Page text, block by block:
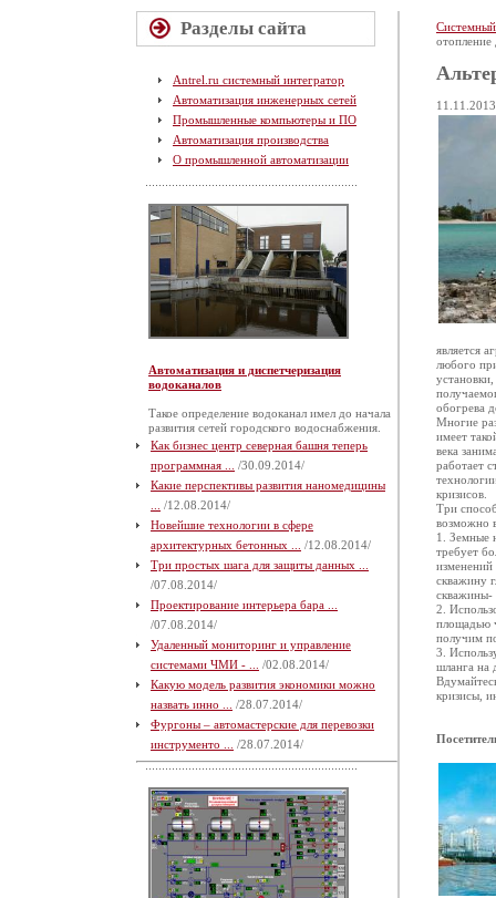
Разделы сайта
Antrel.ru системный интегратор
Автоматизация инженерных сетей
Промышленные компьютеры и ПО
Автоматизация производства
О промышленной автоматизации
Автоматизация и диспетчеризация
водоканалов
Такое определение водоканал имел до начала
развития сетей городского водоснабжения.
Как бизнес центр северная башня теперь
программная ...
/30.09.2014/
Какие перспективы развития наномедицины
/12.08.2014/
Новейшие технологии в сфере
архитектурных бетонных ...
/12.08.2014/
Три простых шага для защиты данных ...
/07.08.2014/
Проектирование интерьера бара ...
/07.08.2014/
Удаленный мониторинг и управление
системами ЧМИ - ...
/02.08.2014/
Какую модель развития экономики можно
назвать инно ...
/28.07.2014/
Фургоны – автомастерские для перевозки
инструменто ...
/28.07.2014/
отопление
является
любого
обогрева
Многие
имеет
века
работает
кризисов.
Три
возможно
1. Земные
требует
изменений
скважину
скважины-
2.
площадью
получим
3.
шланга на
кризисы,